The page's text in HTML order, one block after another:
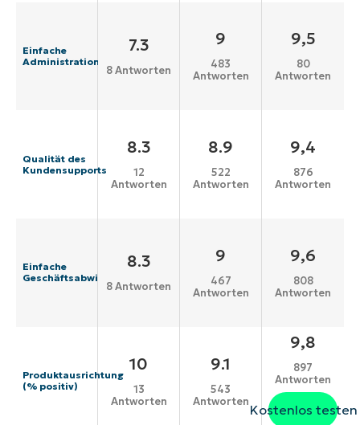
Einfache
Administration
7.3
8 Antworten
9
483
Antworten
9,5
80
Antworten
Qualität des
Kundensupports
8.3
12
Antworten
8.9
522
Antworten
9,4
876
Antworten
Einfache
Geschäftsabwicklung
8.3
8 Antworten
9
467
Antworten
9,6
808
Antworten
Produktausrichtung
(% positiv)
10
13
Antworten
9.1
543
Antworten
9,8
897
Antworten
Kostenlos testen